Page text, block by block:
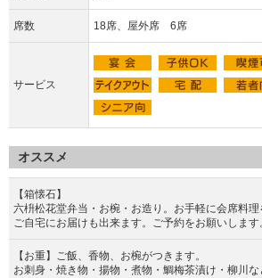
席数 18席、屋外席 6席
サービス
オススメ
【箱懐石】
六枡松花堂弁当・お椀・お造り。お手軽に会席料理
ご自宅にお届けも出来ます。ご予約をお願いします
【お重】ご飯、香物、お椀がつきます。
お刺身・焼き物・揚物・煮物・鯛梅茶漬け・柳川な